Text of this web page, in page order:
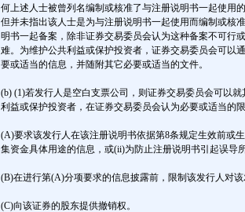
何上述人士被曾列名编制或核准了与注册说明书一起使用
但并未指出该人士是为与注册说明书一起使用而编制或核
明书一起备案，除非证券交易委员会认为这种备案不可行
难。为维护公共利益或保护投资者，证券交易委员会可以
要或适当的信息，并随附其它必要或适当的文件。
(b) (1)若发行人是空白支票公司，则证券交易委员会可以
利益或保护投资者，在证券交易委员会认为必要或适当的
(A)要求该发行人在该注册说明书依据第8条规定生效前或
集资金具体用途的信息，或(ii)为防止注册说明书引起误导
(B)在进行第(A)分项要求的信息披露前，限制该发行人对
(C)向该证券的股东提供撤销权。